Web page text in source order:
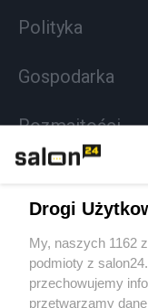
Polityka
Gospodarka
Rozmaitości
Sport
Społeczeństwo
Drogi
My, naszych 1162
podmioty z
przechowujemy
przetwarzamy